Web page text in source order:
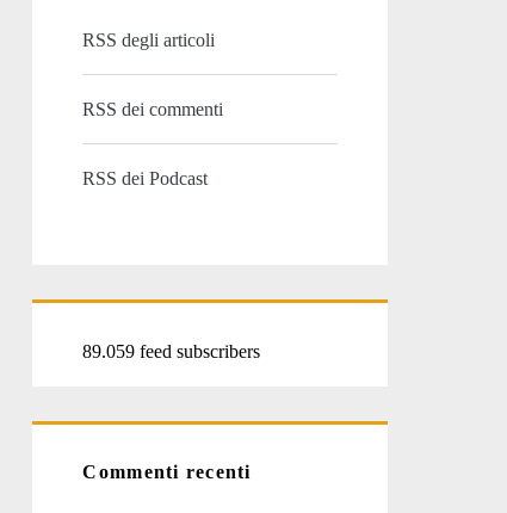
RSS degli articoli
RSS dei commenti
RSS dei Podcast
89.059 feed subscribers
Commenti recenti